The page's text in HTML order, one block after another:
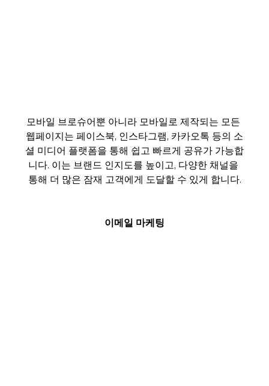
모바일 브로슈어뿐 아니라 모바일로 제작되는 모든
웹페이지는 페이스북, 인스타그램, 카카오톡 등의 소
셜 미디어 플랫폼을 통해 쉽고 빠르게 공유가 가능합
니다. 이는 브랜드 인지도를 높이고, 다양한 채널을
통해 더 많은 잠재 고객에게 도달할 수 있게 합니다.
이메일 마케팅